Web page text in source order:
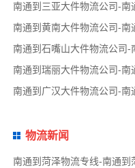
南通到三亚大件物流公司-南
南通到黄南大件物流公司-南
南通到瑞丽大件物流公司-南
南通到广汉大件物流公司-南
物流新闻
南通到菏泽物流专线-南通到